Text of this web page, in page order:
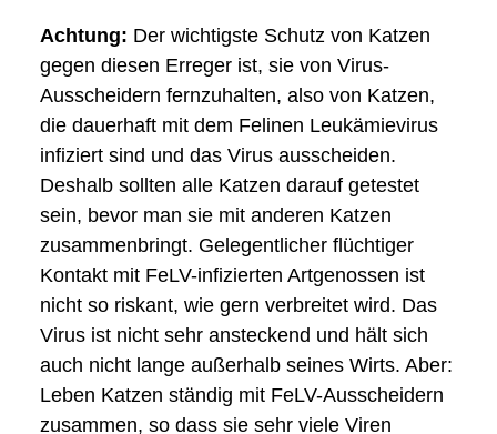
Achtung: Der wichtigste Schutz von Katzen
gegen diesen Erreger ist, sie von Virus-
Ausscheidern fernzuhalten, also von Katzen,
die dauerhaft mit dem Felinen Leukämievirus
infiziert sind und das Virus ausscheiden.
Deshalb sollten alle Katzen darauf getestet
sein, bevor man sie mit anderen Katzen
zusammenbringt. Gelegentlicher flüchtiger
Kontakt mit FeLV-infizierten Artgenossen ist
nicht so riskant, wie gern verbreitet wird. Das
Virus ist nicht sehr ansteckend und hält sich
auch nicht lange außerhalb seines Wirts. Aber:
Leben Katzen ständig mit FeLV-Ausscheidern
zusammen, so dass sie sehr viele Viren